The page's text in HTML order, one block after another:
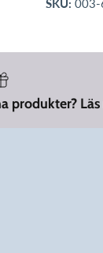
SKU:
produkter? Läs